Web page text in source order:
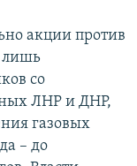
акции против
лишь
со
ЛНР и ДНР,
газовых
– до